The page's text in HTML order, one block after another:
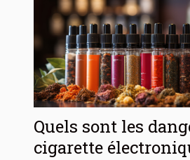
Quels sont les
cigarette